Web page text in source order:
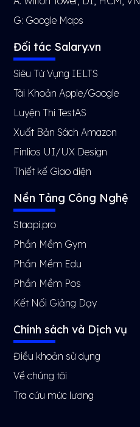
G: Google Maps
Đối tác Salary.vn
Siêu Từ Vựng IELTS
Tài Khoản Apple/Google
Luyện Thi TestAS
Xuất Bản Sách Amazon
Finlios UI/UX Design
Thiết kế Giao diện
Nền Tảng Công Nghệ
Staapi.pro
Phần Mềm Gym
Phần Mềm Edu
Phần Mềm Pos
Kết Nối Giảng Dạy
Chính sách và Dịch vụ
Điều khoản sử dụng
Về chúng tôi
Tra cứu mức lương